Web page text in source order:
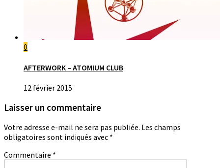
0
AFTERWORK – ATOMIUM CLUB
12 février 2015
Laisser un commentaire
Votre adresse e-mail ne sera pas publiée. Les champs
obligatoires sont indiqués avec *
Commentaire *